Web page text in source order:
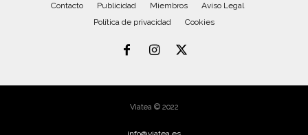
Contacto Publicidad Miembros
Aviso Legal
Política de privacidad
Cookies
Viatea © 2022